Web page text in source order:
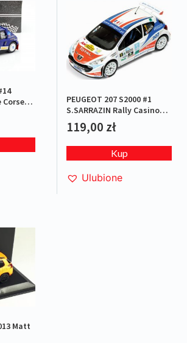
Corse
PEUGEOT 207 S2000 #1
S.SARRAZIN Rally Casinos
do Algarve 2007
119,00 zł
Kup
Ulubione
Matt